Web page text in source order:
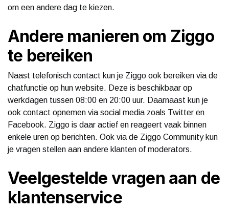
om een andere dag te kiezen.
Andere manieren om Ziggo
te bereiken
Naast telefonisch contact kun je Ziggo ook bereiken via de
chatfunctie op hun website. Deze is beschikbaar op
werkdagen tussen 08:00 en 20:00 uur. Daarnaast kun je
ook contact opnemen via social media zoals Twitter en
Facebook. Ziggo is daar actief en reageert vaak binnen
enkele uren op berichten. Ook via de Ziggo Community kun
je vragen stellen aan andere klanten of moderators.
Veelgestelde vragen aan de
klantenservice